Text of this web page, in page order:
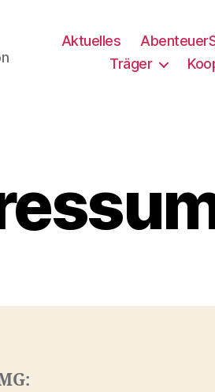
Aktuelles
Träger